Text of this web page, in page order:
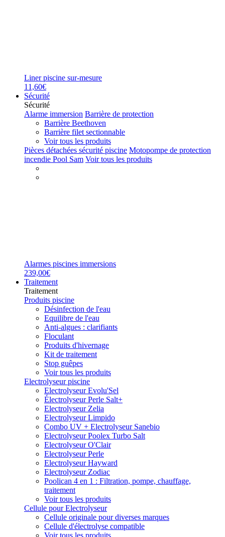
Liner piscine sur-mesure
11,60€
Sécurité
Sécurité
Alarme immersion Barrière de protection
Barrière Beethoven
Barrière filet sectionnable
Voir tous les produits
Pièces détachées sécurité piscine Motopompe de protection
incendie Pool Sam Voir tous les produits
Alarmes piscines immersions
239,00€
Traitement
Traitement
Produits piscine
Désinfection de l'eau
Equilibre de l'eau
Anti-algues : clarifiants
Floculant
Produits d'hivernage
Kit de traitement
Stop guêpes
Voir tous les produits
Electrolyseur piscine
Electrolyseur Evolu'Sel
Électrolyseur Perle Salt+
Electrolyseur Zelia
Electrolyseur Limpido
Combo UV + Electrolyseur Sanebio
Electrolyseur Poolex Turbo Salt
Electrolyseur O'Clair
Electrolyseur Perle
Electrolyseur Hayward
Electrolyseur Zodiac
Poolican 4 en 1 : Filtration, pompe, chauffage,
traitement
Voir tous les produits
Cellule pour Electrolyseur
Cellule originale pour diverses marques
Cellule d'électrolyse compatible
Voir tous les produits